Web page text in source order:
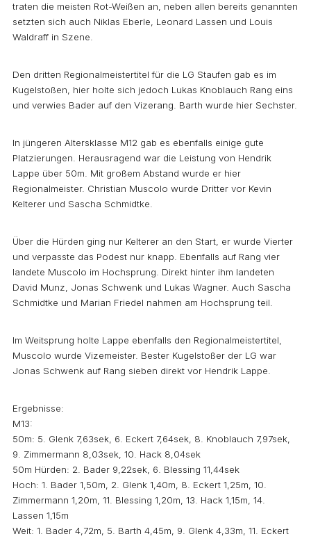
traten die meisten Rot-Weißen an, neben allen bereits genannten
setzten sich auch Niklas Eberle, Leonard Lassen und Louis
Waldraff in Szene.
Den dritten Regionalmeistertitel für die LG Staufen gab es im
Kugelstoßen, hier holte sich jedoch Lukas Knoblauch Rang eins
und verwies Bader auf den Vizerang. Barth wurde hier Sechster.
In jüngeren Altersklasse M12 gab es ebenfalls einige gute
Platzierungen. Herausragend war die Leistung von Hendrik
Lappe über 50m. Mit großem Abstand wurde er hier
Regionalmeister. Christian Muscolo wurde Dritter vor Kevin
Kelterer und Sascha Schmidtke.
Über die Hürden ging nur Kelterer an den Start, er wurde Vierter
und verpasste das Podest nur knapp. Ebenfalls auf Rang vier
landete Muscolo im Hochsprung. Direkt hinter ihm landeten
David Munz, Jonas Schwenk und Lukas Wagner. Auch Sascha
Schmidtke und Marian Friedel nahmen am Hochsprung teil.
Im Weitsprung holte Lappe ebenfalls den Regionalmeistertitel,
Muscolo wurde Vizemeister. Bester Kugelstoßer der LG war
Jonas Schwenk auf Rang sieben direkt vor Hendrik Lappe.
Ergebnisse:
M13:
50m: 5. Glenk 7,63sek, 6. Eckert 7,64sek, 8. Knoblauch 7,97sek,
9. Zimmermann 8,03sek, 10. Hack 8,04sek
50m Hürden: 2. Bader 9,22sek, 6. Blessing 11,44sek
Hoch: 1. Bader 1,50m, 2. Glenk 1,40m, 8. Eckert 1,25m, 10.
Zimmermann 1,20m, 11. Blessing 1,20m, 13. Hack 1,15m, 14.
Lassen 1,15m
Weit: 1. Bader 4,72m, 5. Barth 4,45m, 9. Glenk 4,33m, 11. Eckert